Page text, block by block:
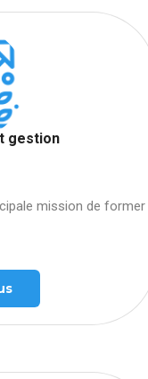
gestion
mission de former